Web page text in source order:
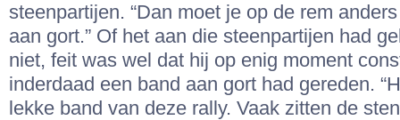
steenpartijen. “Dan moet je op de rem
aan gort.” Of het aan die steenpartijen had
niet, feit was wel dat hij op enig moment
inderdaad een band aan gort had gereden.
lekke band van deze rally. Vaak zitten de